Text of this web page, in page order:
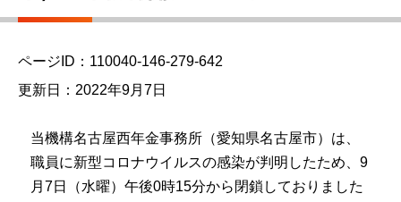
ページID：110040-146-279-642
更新日：2022年9月7日
当機構名古屋西年金事務所（愛知県名古屋市）は、
職員に新型コロナウイルスの感染が判明したため、9
月7日（水曜）午後0時15分から閉鎖しておりました